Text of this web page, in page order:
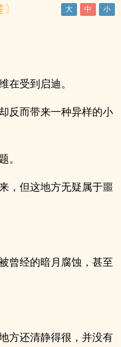
在受到启迪。
反而带来一种异样的小
。
，但这地方无疑属于噩
曾经的暗月腐蚀，甚至
方还清静得很，并没有